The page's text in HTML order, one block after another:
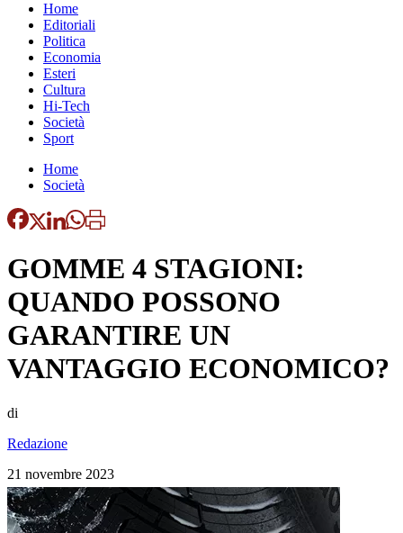
Home
Editoriali
Politica
Economia
Esteri
Cultura
Hi-Tech
Società
Sport
Home
Società
GOMME 4 STAGIONI:
QUANDO POSSONO
GARANTIRE UN
VANTAGGIO ECONOMICO?
di
Redazione
21 novembre 2023